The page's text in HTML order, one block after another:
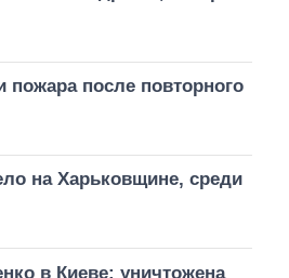
после повторного
на Харьковщине, среди
в Киеве: уничтожена